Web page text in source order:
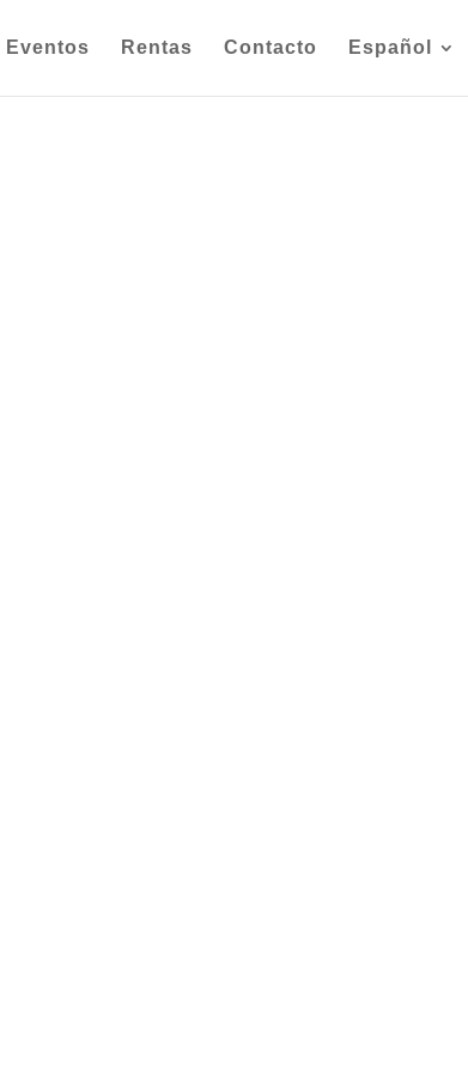
Eventos Rentas Contacto Español